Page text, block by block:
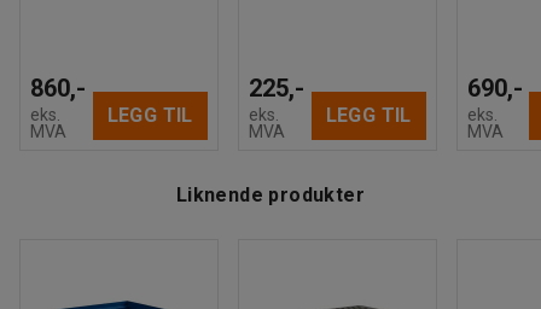
860,-
eks.
MVA
LEGG TIL
225,-
eks.
MVA
LEGG TIL
690,-
eks.
MVA
Liknende produkter